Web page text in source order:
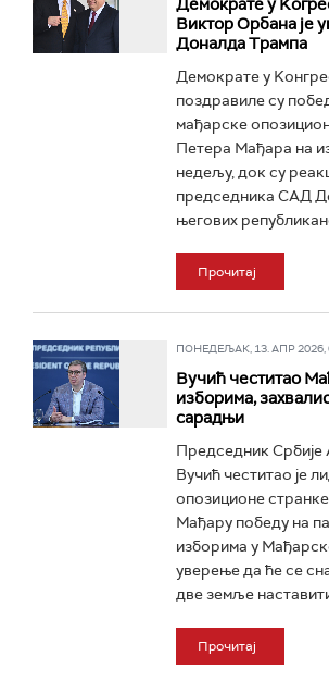
Демократе у
Виктор Орбана је
Доналда Трампа
Демократе у
поздравиле су
мађарске
Петера Мађара на
недељу, док су
председника САД
његових
Прочитај
ПОНЕДЕЉАК, 13. АПР 2026,
Вучић честитао
изборима,
сарадњи
Председник Србије
Вучић честитао је
опозиционе
Мађару победу на
изборима у
уверење да ће се
две земље
Прочитај